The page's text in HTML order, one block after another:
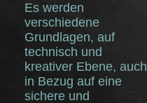
Es werden
verschiedene
Grundlagen, auf
technisch und
kreativer Ebene, auch
in Bezug auf eine
sichere und